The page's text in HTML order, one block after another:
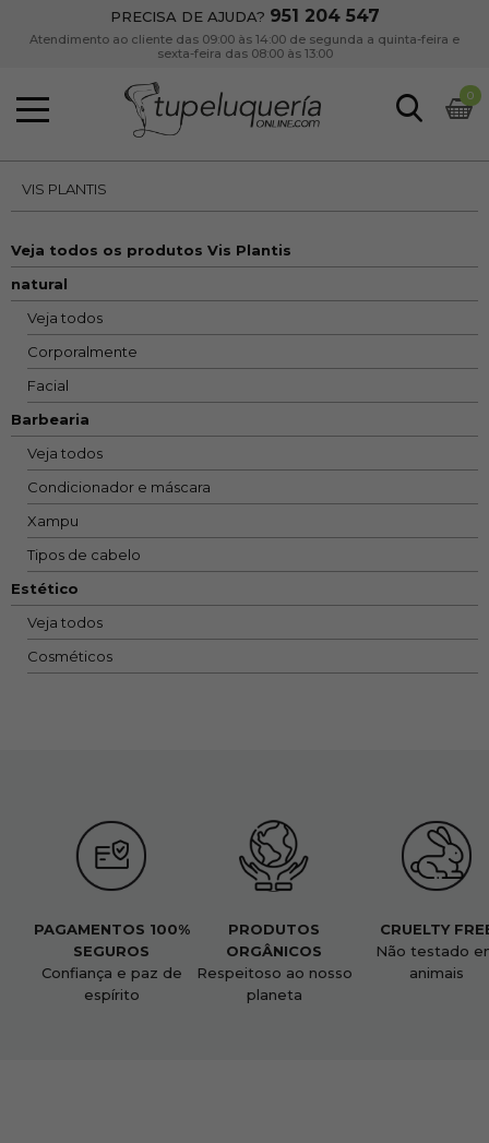
PRECISA DE AJUDA? 951 204 547
Atendimento ao cliente das 09:00 às 14:00 de segunda a quinta-feira e
sexta-feira das 08:00 às 13:00
0
VIS PLANTIS
Veja todos os produtos Vis Plantis
natural
Veja todos
Corporalmente
Facial
Barbearia
Veja todos
Condicionador e máscara
Xampu
Tipos de cabelo
Estético
Veja todos
Cosméticos
PAGAMENTOS 100%
SEGUROS
Confiança e paz de
espírito
PRODUTOS
ORGÂNICOS
Respeitoso ao nosso
planeta
CRUELTY
Não testado
animais